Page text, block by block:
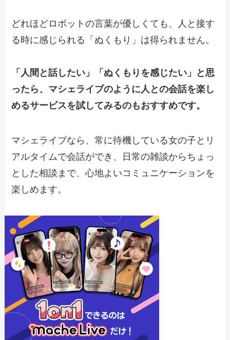
どれほどロボットの言葉が優しくても、人と接す
る時に感じられる「ぬくもり」は得られません。
「人間と話したい」「ぬくもりを感じたい」と思
ったら、マシェライブのように人との会話を楽し
めるサービスを試してみるのもおすすめです。
マシェライブなら、常に待機している女の子とリ
アルタイムで会話ができ、日常の雑談からちょっ
とした相談まで、心地よいコミュニケーションを
楽しめます。